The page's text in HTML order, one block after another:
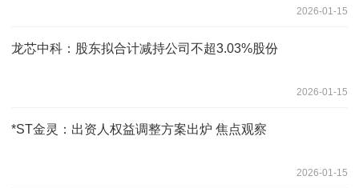
2026-01-15
龙芯中科：股东拟合计减持公司不超3.03%股份
2026-01-15
*ST金灵：出资人权益调整方案出炉 焦点观察
2026-01-15